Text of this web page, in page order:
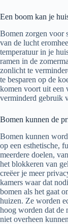
Een boom kan je
Bomen zorgen voor
van de lucht
temperatuur in je
ramen in de
zonlicht te
te besparen op de
komen voort uit een
verminderd gebruik
Bomen kunnen de
Bomen kunnen
op een esthetische,
meerdere doelen,
het blokkeren van
creëer je meer
kamers waar dat
bomen als het gaat
huizen. Ze worden
hoog worden dat de
niet overheen